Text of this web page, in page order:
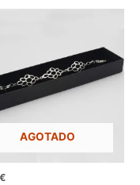
AGOTADO
€